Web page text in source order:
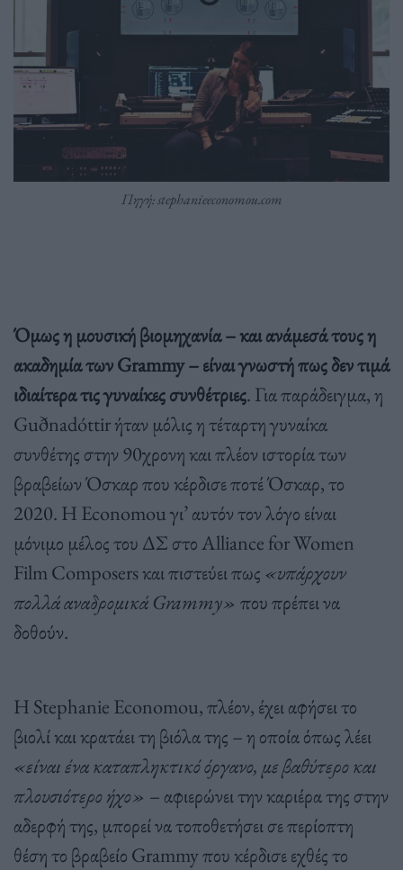
Πηγή: stephanieeconomou.com
Όμως η μουσική βιομηχανία – και ανάμεσά τους η
ακαδημία των Grammy – είναι γνωστή πως δεν τιμά
ιδιαίτερα τις γυναίκες συνθέτριες. Για παράδειγμα, η
Guðnadóttir ήταν μόλις η τέταρτη γυναίκα
συνθέτης στην 90χρονη και πλέον ιστορία των
βραβείων Όσκαρ που κέρδισε ποτέ Όσκαρ, το
2020. Η Economou γι’ αυτόν τον λόγο είναι
μόνιμο μέλος του ΔΣ στο Alliance for Women
Film Composers και πιστεύει πως «υπάρχουν
πολλά αναδρομικά Grammy» που πρέπει να
δοθούν.
Η Stephanie Economou, πλέον, έχει αφήσει το
βιολί και κρατάει τη βιόλα της – η οποία όπως λέει
«είναι ένα καταπληκτικό όργανο, με βαθύτερο και
πλουσιότερο ήχο» – αφιερώνει την καριέρα της στην
αδερφή της, μπορεί να τοποθετήσει σε περίοπτη
θέση το βραβείο Grammy που κέρδισε εχθές το